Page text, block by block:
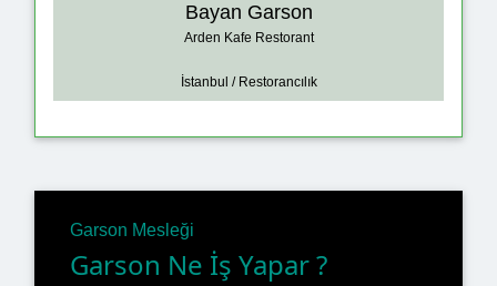
Bayan Garson
Arden Kafe Restorant
İstanbul / Restorancılık
Garson Mesleği
Garson Ne İş Yapar ?